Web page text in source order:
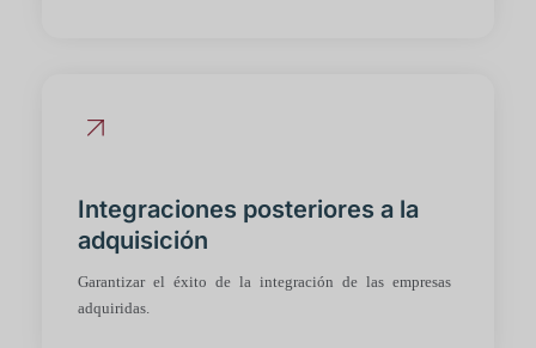
Integraciones posteriores a la
adquisición
Garantizar el éxito de la integración de las empresas
adquiridas.